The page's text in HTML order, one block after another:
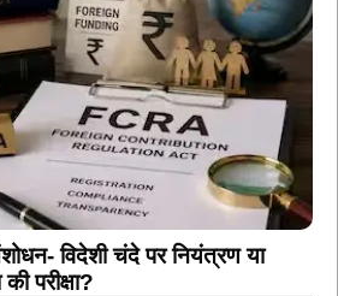
विदेशी चंदे पर नियंत्रण या
परीक्षा?